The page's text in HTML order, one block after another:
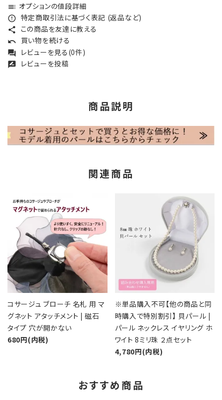
toc オプションの値段詳細
error_outline 特定商取引法に基づく表記 (返品など)
share この商品を友達に教える
undo 買い物を続ける
forum レビューを見る(0件)
rate_review レビューを投稿
商品説明
関連商品
コサージュ ブローチ 名札 用 マ
グネット アタッチメント | 磁石
タイプ 穴が開かない
680円(内税)
※単品購入不可【他の商品と同
時購入で特別割引】 貝パール |
パール ネックレス イヤリング ホ
ワイト 8ミリ珠 ２点セット
4,780円(内税)
おすすめ商品